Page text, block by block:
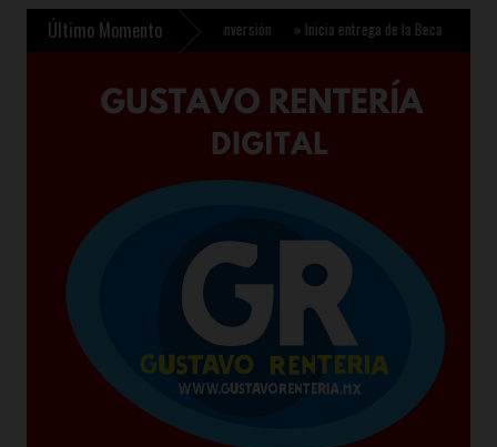
Último Momento
fortalecer comercio e inversión »Inicia entrega de la Beca Rita Cetina para